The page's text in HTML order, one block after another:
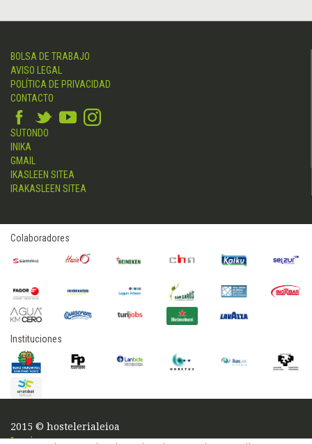
BOLSA DE TRABAJO
AVISO LEGAL
POLÍTICA DE PRIVACIDAD
CONTACTO
SUTONDO
INIKA
GMAIL
IKASLEEN SITEA
IRAKASLEEN SITEA
Colaboradores
Instituciones
2015 © hostelerialeioa
Log in